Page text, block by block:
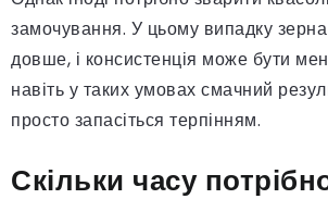
замочування. У цьому випадку
довше, і консистенція може бути
навіть у таких умовах смачний
просто запасіться терпінням.
Скільки часу